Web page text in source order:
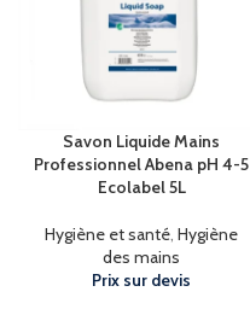
Savon Liquide Mains
Professionnel Abena pH 4-5
Ecolabel 5L
Hygiène et santé, Hygiène
des mains
Prix sur devis